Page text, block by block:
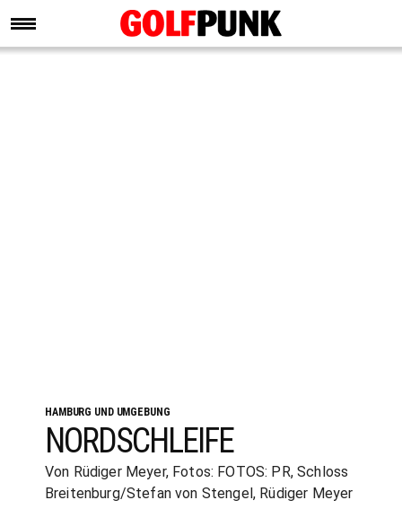
HAMBURG UND UMGEBUNG
NORDSCHLEIFE
Von Rüdiger Meyer, Fotos: FOTOS: PR, Schloss
Breitenburg/Stefan von Stengel, Rüdiger Meyer